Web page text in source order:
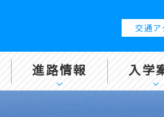
交通ア
進路情報 入学